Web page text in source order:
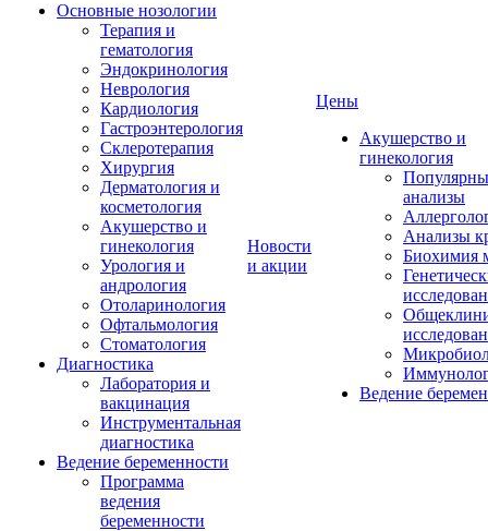
Основные нозологии
Терапия и
гематология
Эндокринология
Неврология
Кардиология
Гастроэнтерология
Склеротерапия
Хирургия
Дерматология и
косметология
Акушерство и
гинекология
Урология и
андрология
Отоларинология
Офтальмология
Стоматология
Диагностика
Лаборатория и
вакцинация
Инструментальная
диагностика
Ведение беременности
Программа
ведения
беременности
Новости
и акции
Цены
Акушерство и
гинекология
анализы
Анализы
Биохимия
Ведение